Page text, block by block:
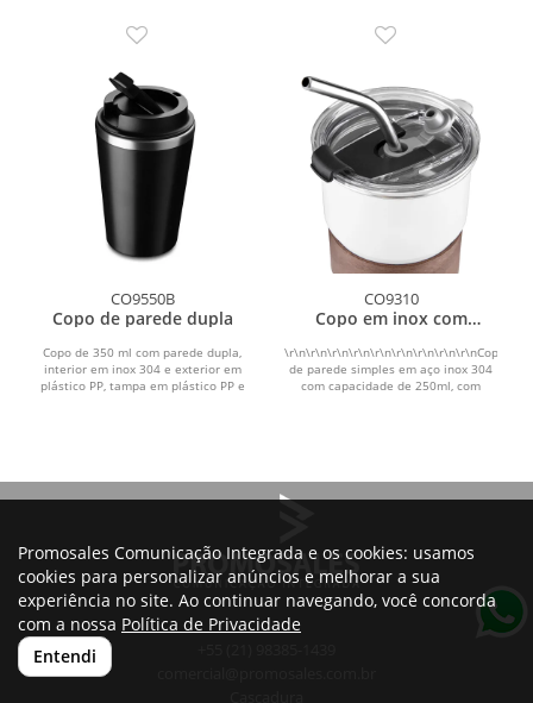
CO9550B
Copo de parede dupla
Copo de 350 ml com parede dupla,
interior em inox 304 e exterior em
plástico PP, tampa em plástico PP e
CO9310
Copo em inox com
\r\n\r\n\r\n\r\n\r\n\r\n\r\n\r\n\r\nCopo
de parede simples em aço inox 304
com capacidade de 250ml, com
Promosales Comunicação Integrada e os cookies: usamos
cookies para personalizar anúncios e melhorar a sua
experiência no site. Ao continuar navegando, você concorda
com a nossa Política de Privacidade
Entendi